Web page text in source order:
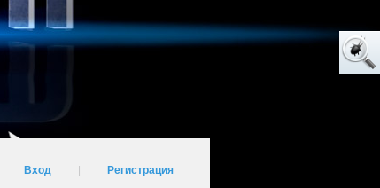
Вход Регистрация